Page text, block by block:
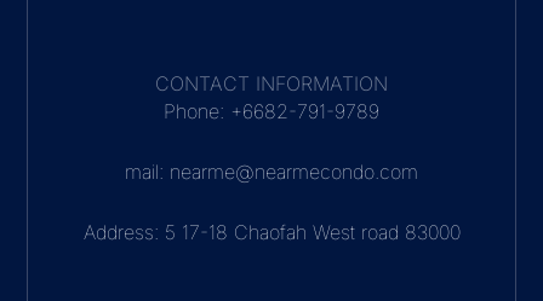
CONTACT INFORMATION
Phone: +6682-791-9789
mail: nearme@nearmecondo.com
Address: 5 17-18 Chaofah West road 83000